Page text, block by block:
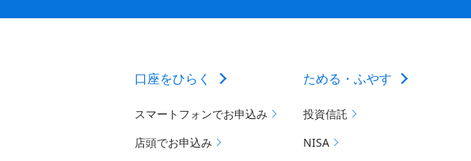
口座をひらく
スマートフォンでお申込み
店頭でお申込み
ためる・ふやす
投資信託
NISA